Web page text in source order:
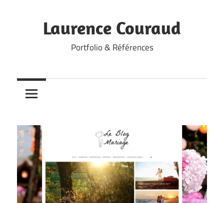
contentLaurence Couraud
Portfolio & Références